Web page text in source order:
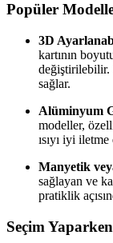
Popüler
3D
kartının
değiştirilebilir.
sağlar.
Alüminyum
modeller,
ısıyı iyi
Manyetik
sağlayan ve
pratiklik
Seçim